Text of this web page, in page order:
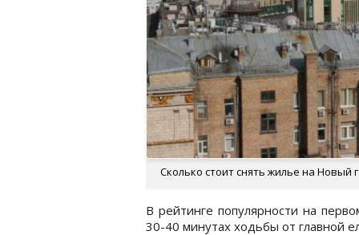
Сколько стоит снять жилье на Новый
В рейтинге популярности на
30-40 минутах ходьбы от главной